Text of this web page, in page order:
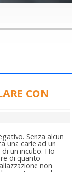
CON
Senza alcun
una carie ad un
un incubo. Ho
di quanto
non